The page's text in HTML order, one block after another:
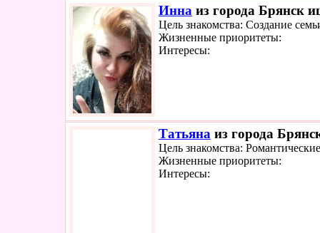
Инна из города Брянск
Цель знакомства: Создание
Жизненные приоритеты:
Интересы:
Татьяна из города
Цель знакомства:
Жизненные приоритеты:
Интересы: